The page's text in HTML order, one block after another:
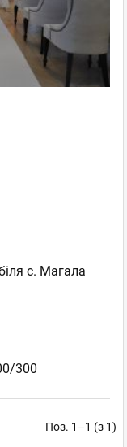
с. Магала
300
Поз. 1–1 (з 1)